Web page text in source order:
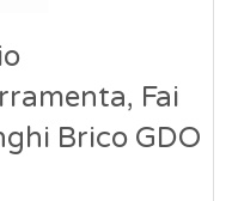
Fai
Brico GDO